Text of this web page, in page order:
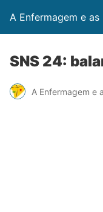
A Enfermagem e as
SNS 24:
A Enfermagem e